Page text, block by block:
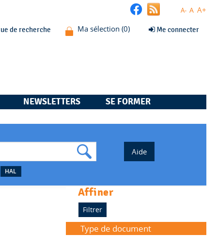
A- A A+
de recherche Me connecter
NEWSLETTERS SE FORMER
HAL
affiner
Type de document